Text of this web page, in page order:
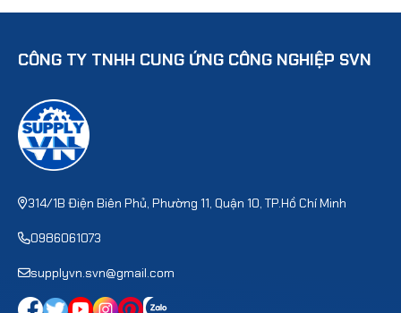
CÔNG TY TNHH CUNG ỨNG CÔNG NGHIỆP SVN
314/1B Điện Biên Phủ, Phường 11, Quận 10, TP.Hồ Chí Minh
0986061073
supplyvn.svn@gmail.com